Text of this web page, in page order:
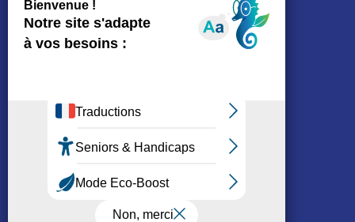
Nous rejoindre
Réseaux sociaux
© ALFI 2025 – Création